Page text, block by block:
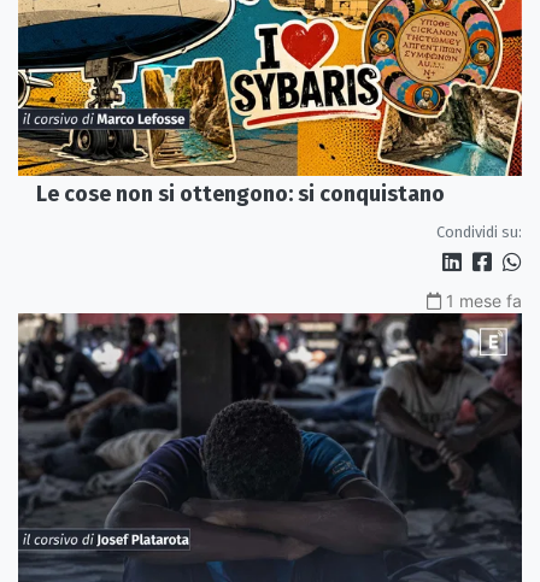
Le cose non si ottengono: si conquistano
Condividi su:
1 mese fa